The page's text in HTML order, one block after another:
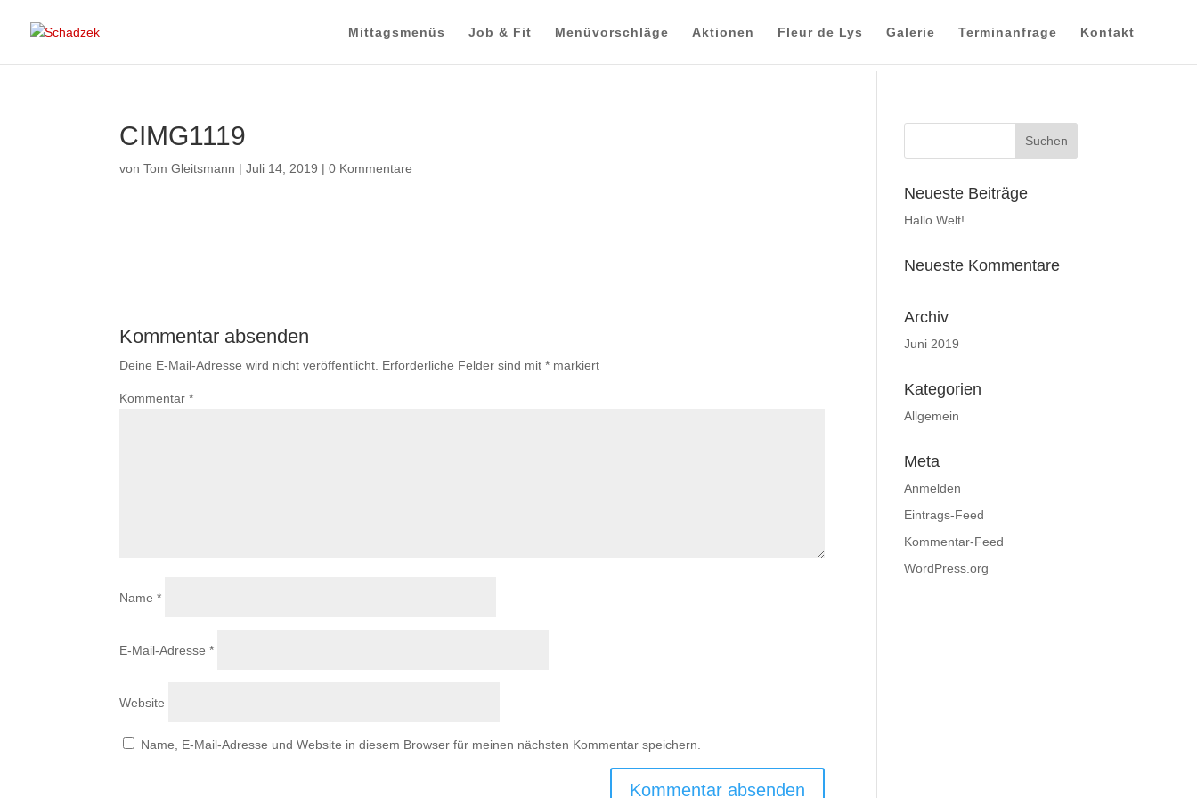
Mittagsmenüs Job & Fit Menüvorschläge Aktionen Fleur de Lys Galerie Terminanfrage Kontakt
CIMG1119
vonTom Gleitsmann |Juli 14, 2019 |0 Kommentare
Kommentar absenden
Deine E-Mail-Adresse wird nicht veröffentlicht. Erforderliche Felder sind mit* markiert
Kommentar*
Name*
E-Mail-Adresse*
Website
Name, E-Mail-Adresse und Website in diesem Browser für meinen nächsten Kommentar speichern.
Neueste Beiträge
Hallo Welt!
Neueste Kommentare
Archiv
Juni 2019
Kategorien
Allgemein
Meta
Anmelden
Eintrags-Feed
Kommentar-Feed
WordPress.org